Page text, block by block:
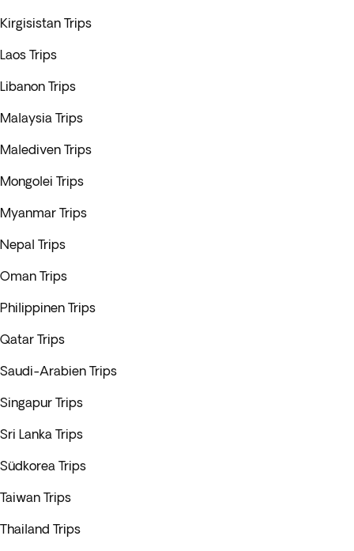
Kirgisistan Trips
Laos Trips
Libanon Trips
Malaysia Trips
Malediven Trips
Mongolei Trips
Myanmar Trips
Nepal Trips
Oman Trips
Philippinen Trips
Qatar Trips
Saudi-Arabien Trips
Singapur Trips
Sri Lanka Trips
Südkorea Trips
Taiwan Trips
Thailand Trips